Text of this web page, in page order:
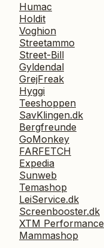
Humac
Holdit
Voghion
Streetammo
Street-Bill
Gyldendal
GrejFreak
Hyggi
Teeshoppen
SavKlingen.dk
Bergfreunde
GoMonkey
FARFETCH
Expedia
Sunweb
Temashop
LeiService.dk
Screenbooster.dk
XTM Performance
Mammashop